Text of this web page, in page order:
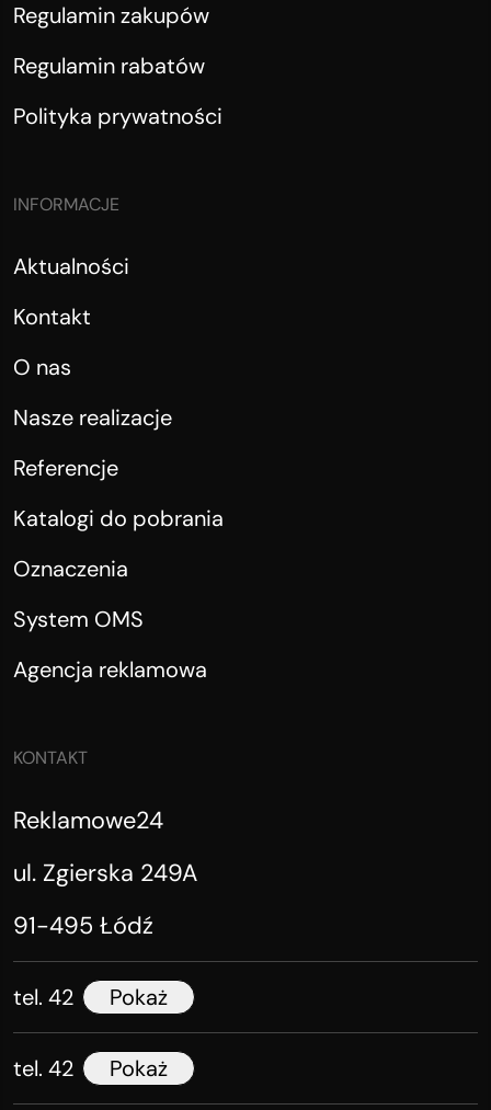
Regulamin zakupów
Regulamin rabatów
Polityka prywatności
INFORMACJE
Aktualności
Kontakt
O nas
Nasze realizacje
Referencje
Katalogi do pobrania
Oznaczenia
System OMS
Agencja reklamowa
KONTAKT
Reklamowe24
ul. Zgierska 249A
91-495 Łódź
tel. 42 Pokaż
tel. 42 Pokaż